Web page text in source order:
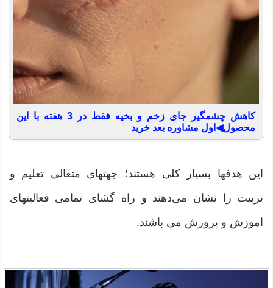
کاهش چشمگیر جای زخم و بخیه فقط در 3 هفته با این
محصول◀اول مشاوره بعد خرید
این هدفها بسیار کلی هستند؛ جهتهای متعالی تعلیم و
تربیت را نشان می‌دهند و راه گشای تمامی فعالیتهای
اموزش و پرورش می باشند. ‏